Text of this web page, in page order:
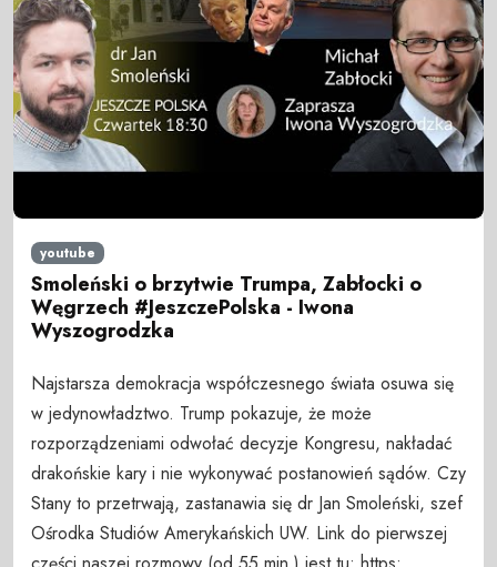
youtube
Smoleński o brzytwie Trumpa, Zabłocki o
Węgrzech #JeszczePolska - Iwona
Wyszogrodzka
Najstarsza demokracja współczesnego świata osuwa się
w jedynowładztwo. Trump pokazuje, że może
rozporządzeniami odwołać decyzje Kongresu, nakładać
drakońskie kary i nie wykonywać postanowień sądów. Czy
Stany to przetrwają, zastanawia się dr Jan Smoleński, szef
Ośrodka Studiów Amerykańskich UW. Link do pierwszej